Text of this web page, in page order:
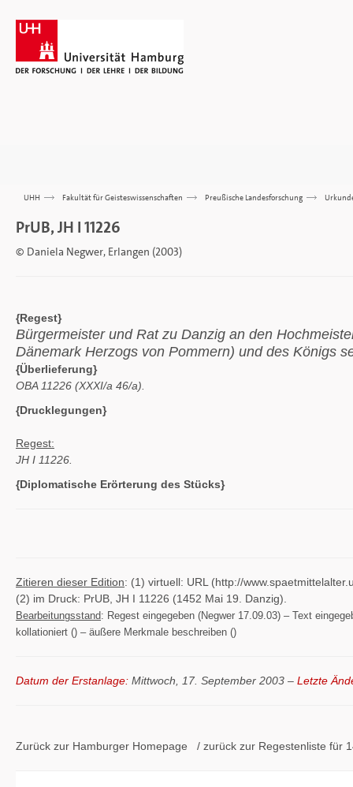
UHH >>> Fakultät für Geisteswissenschaften >>> Preußische Landesforschung >>>
PrUB, JH I 11226
© Daniela Negwer, Erlangen (2003)
{Regest}
Bürgermeister und Rat zu Danzig an den
Dänemark Herzogs von Pommern) und des Königs
{Überlieferung}
OBA 11226 (XXXI/a 46/a).
{Drucklegungen}
Regest:
JH I 11226.
{Diplomatische Erörterung des Stücks}
Zitieren dieser Edition: (1) virtuell: URL (http://
(2) im Druck: PrUB, JH I 11226 (1452 Mai 19. Danzig).
Bearbeitungsstand: Regest eingegeben (Negwer 17.09.03) – Text
kollationiert () – äußere Merkmale beschreiben ()
Datum der Erstanlage: Mittwoch, 17. September 2003 – Letzte
Zurück zur Hamburger Homepage / zurück zur Regestenliste für